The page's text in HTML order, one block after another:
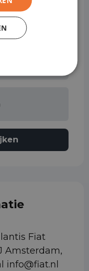
Fiat
Amsterdam,
info@fiat.nl